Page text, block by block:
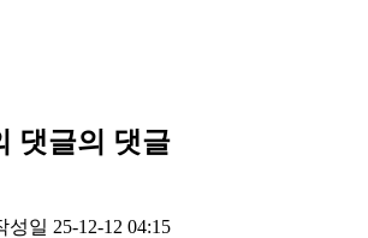
댓글의 댓글
성일 25-12-12 04:15